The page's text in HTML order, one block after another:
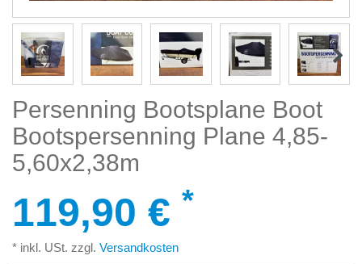
Persenning Bootsplane Boot
Bootspersenning Plane 4,85-
5,60x2,38m
119,90 € *
* inkl. USt. zzgl. Versandkosten